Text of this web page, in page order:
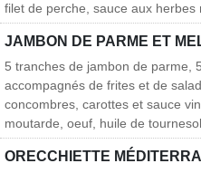
filet de perche, sauce aux
JAMBON DE PARME ET
5 tranches de jambon de parme,
accompagnés de frites et de
concombres, carottes et sauce
moutarde, oeuf, huile de
ORECCHIETTE